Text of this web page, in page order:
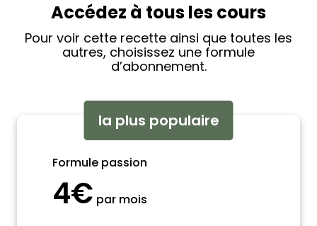
Accédez à tous les cours
Pour voir cette recette ainsi que toutes les
autres, choisissez une formule
d’abonnement.
la plus populaire
Formule passion
4€ par mois